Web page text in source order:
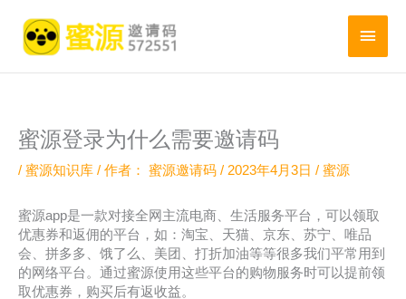
主
菜
蜜源登录为什么需要邀请码
/ 蜜源知识库 / 作者： 蜜源邀请码 / 2023年4月3日 / 蜜源
蜜源app是一款对接全网主流电商、生活服务平台，可以领取
优惠券和返佣的平台，如：淘宝、天猫、京东、苏宁、唯品
会、拼多多、饿了么、美团、打折加油等等很多我们平常用到
的网络平台。通过蜜源使用这些平台的购物服务时可以提前领
取优惠券，购买后有返收益。